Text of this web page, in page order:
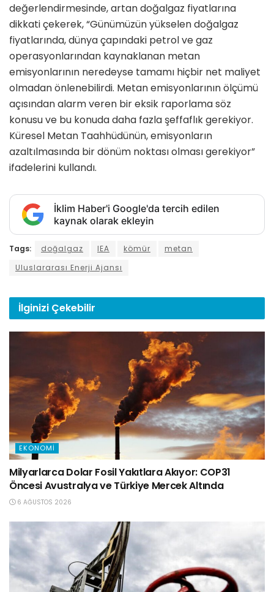
değerlendirmesinde, artan doğalgaz fiyatlarına
dikkati çekerek, “Günümüzün yükselen doğalgaz
fiyatlarında, dünya çapındaki petrol ve gaz
operasyonlarından kaynaklanan metan
emisyonlarının neredeyse tamamı hiçbir net maliyet
olmadan önlenebilirdi. Metan emisyonlarının ölçümü
açısından alarm veren bir eksik raporlama söz
konusu ve bu konuda daha fazla şeffaflık gerekiyor.
Küresel Metan Taahhüdünün, emisyonların
azaltılmasında bir dönüm noktası olması gerekiyor”
ifadelerini kullandı.
İklim Haber'i Google'da tercih edilen
kaynak olarak ekleyin
Tags: doğalgaz IEA kömür
metan
Uluslararası Enerji Ajansı
İlginizi Çekebilir
EKONOMI
Milyarlarca Dolar Fosil Yakıtlara Akıyor: COP31
Öncesi Avustralya ve Türkiye Mercek Altında
6 AĞUSTOS 2026